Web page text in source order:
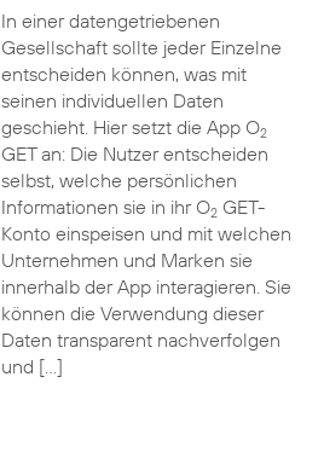
In einer datengetriebenen
Gesellschaft sollte jeder Einzelne
entscheiden können, was mit
seinen individuellen Daten
geschieht. Hier setzt die App O2
GET an: Die Nutzer entscheiden
selbst, welche persönlichen
Informationen sie in ihr O2GET-
Konto einspeisen und mit welchen
Unternehmen und Marken sie
innerhalb der App interagieren. Sie
können die Verwendung dieser
Daten transparent nachverfolgen
und […]